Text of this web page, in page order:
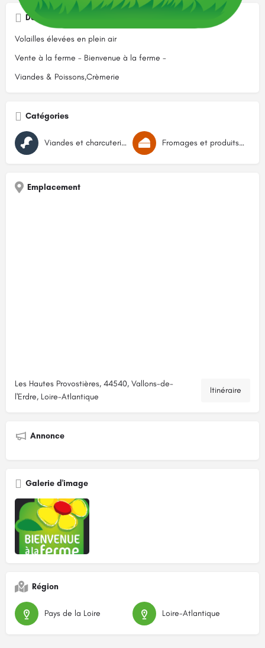
Description
Volailles élevées en plein air
Vente à la ferme - Bienvenue à la ferme -
Viandes & Poissons,Crèmerie
Catégories
Viandes et charcuteries Fromages et produits laitiers
Emplacement
Les Hautes Provostières, 44540, Vallons-de-
l'Erdre, Loire-Atlantique
Itinéraire
Annonce
Galerie d'image
Région
Pays de la Loire Loire-Atlantique